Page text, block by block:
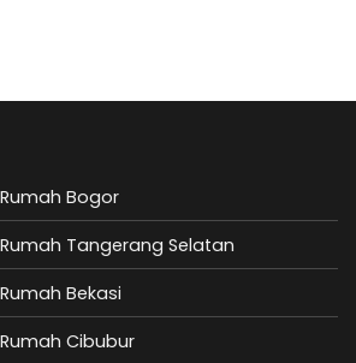
Bogor
Tangerang Selatan
Bekasi
Cibubur